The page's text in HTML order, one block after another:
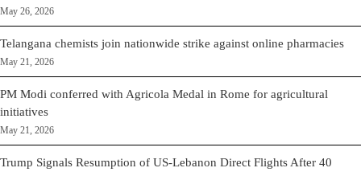
May 26, 2026
Telangana chemists join nationwide strike against online pharmacies
May 21, 2026
PM Modi conferred with Agricola Medal in Rome for agricultural
initiatives
May 21, 2026
Trump Signals Resumption of US-Lebanon Direct Flights After 40